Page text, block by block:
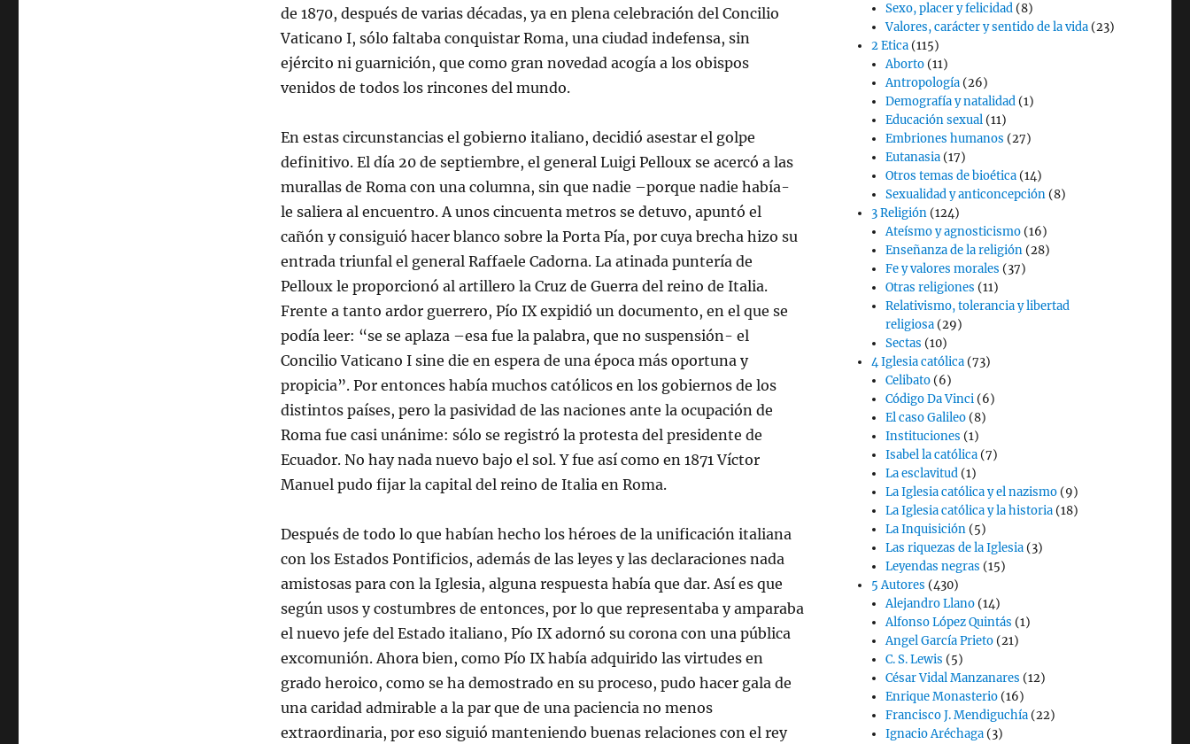
de 1870, después de varias décadas, ya en plena celebración del Concilio
Vaticano I, sólo faltaba conquistar Roma, una ciudad indefensa, sin
ejército ni guarnición, que como gran novedad acogía a los obispos
venidos de todos los rincones del mundo.
En estas circunstancias el gobierno italiano, decidió asestar el golpe
definitivo. El día 20 de septiembre, el general Luigi Pelloux se acercó a las
murallas de Roma con una columna, sin que nadie –porque nadie había-
le saliera al encuentro. A unos cincuenta metros se detuvo, apuntó el
cañón y consiguió hacer blanco sobre la Porta Pía, por cuya brecha hizo su
entrada triunfal el general Raffaele Cadorna. La atinada puntería de
Pelloux le proporcionó al artillero la Cruz de Guerra del reino de Italia.
Frente a tanto ardor guerrero, Pío IX expidió un documento, en el que se
podía leer: “se se aplaza –esa fue la palabra, que no suspensión- el
Concilio Vaticano I sine die en espera de una época más oportuna y
propicia”. Por entonces había muchos católicos en los gobiernos de los
distintos países, pero la pasividad de las naciones ante la ocupación de
Roma fue casi unánime: sólo se registró la protesta del presidente de
Ecuador. No hay nada nuevo bajo el sol. Y fue así como en 1871 Víctor
Manuel pudo fijar la capital del reino de Italia en Roma.
Después de todo lo que habían hecho los héroes de la unificación italiana
con los Estados Pontificios, además de las leyes y las declaraciones nada
amistosas para con la Iglesia, alguna respuesta había que dar. Así es que
según usos y costumbres de entonces, por lo que representaba y amparaba
el nuevo jefe del Estado italiano, Pío IX adornó su corona con una pública
excomunión. Ahora bien, como Pío IX había adquirido las virtudes en
grado heroico, como se ha demostrado en su proceso, pudo hacer gala de
una caridad admirable a la par que de una paciencia no menos
extraordinaria, por eso siguió manteniendo buenas relaciones con el rey
Sexo, placer y felicidad (8)
Valores, carácter y sentido de la vida (23)
2 Etica (115)
Aborto (11)
Antropología (26)
Demografía y natalidad (1)
Educación sexual (11)
Embriones humanos (27)
Eutanasia (17)
Otros temas de bioética (14)
Sexualidad y anticoncepción (8)
3 Religión (124)
Ateísmo y agnosticismo (16)
Enseñanza de la religión (28)
Fe y valores morales (37)
Otras religiones (11)
Relativismo, tolerancia y libertad
religiosa (29)
Sectas (10)
4 Iglesia católica (73)
Celibato (6)
Código Da Vinci (6)
El caso Galileo (8)
Instituciones (1)
Isabel la católica (7)
La esclavitud (1)
La Iglesia católica y el nazismo (9)
La Iglesia católica y la historia (18)
La Inquisición (5)
Las riquezas de la Iglesia (3)
Leyendas negras (15)
5 Autores (430)
Alejandro Llano (14)
Alfonso López Quintás (1)
Angel García Prieto (21)
C. S. Lewis (5)
César Vidal Manzanares (12)
Enrique Monasterio (16)
Francisco J. Mendiguchía (22)
Ignacio Aréchaga (3)